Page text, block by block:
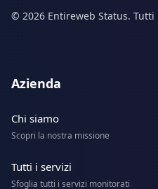
© 2026 Entireweb Status.
Azienda
Chi siamo
Scopri la nostra missione
Tutti i servizi
Sfoglia tutti i servizi monitorati